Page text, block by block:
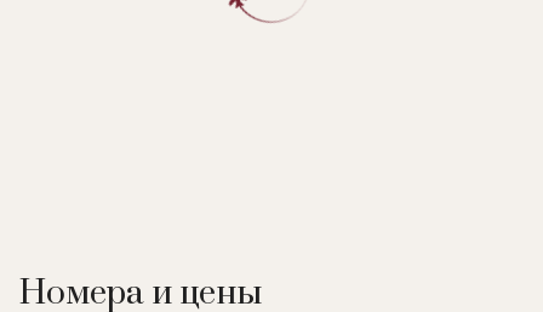
Номера и цены